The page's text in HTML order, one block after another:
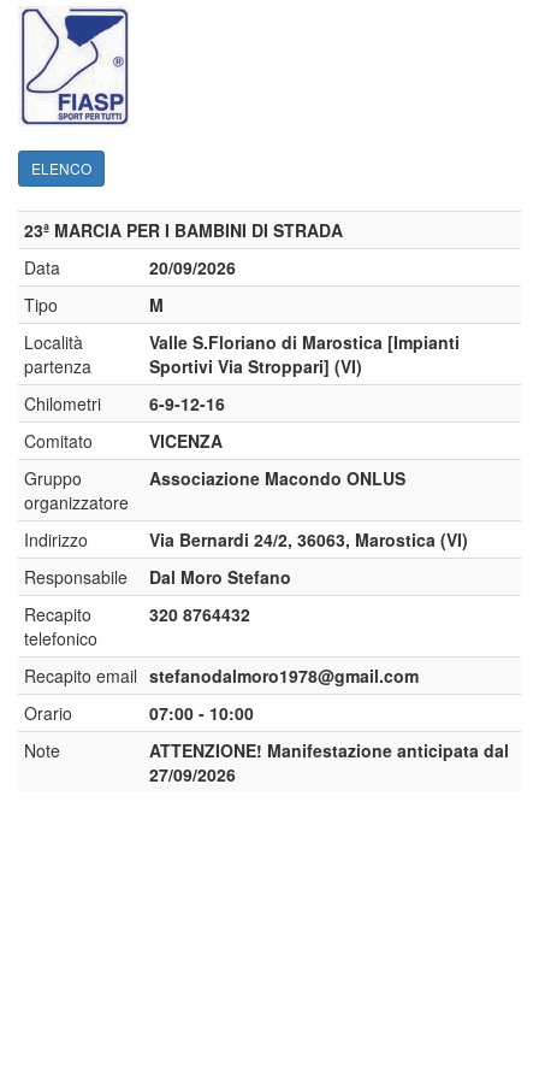
ELENCO
23ª MARCIA PER I BAMBINI DI STRADA
Data
20/09/2026
Tipo
M
Località
partenza
Valle S.Floriano di Marostica [Impianti
Sportivi Via Stroppari] (VI)
Chilometri
6-9-12-16
Comitato
VICENZA
Gruppo
organizzatore
Associazione Macondo ONLUS
Indirizzo
Via Bernardi 24/2, 36063, Marostica (VI)
Responsabile
Dal Moro Stefano
Recapito
telefonico
320 8764432
Recapito email stefanodalmoro1978@gmail.com
Orario
07:00 - 10:00
Note
ATTENZIONE! Manifestazione anticipata dal
27/09/2026